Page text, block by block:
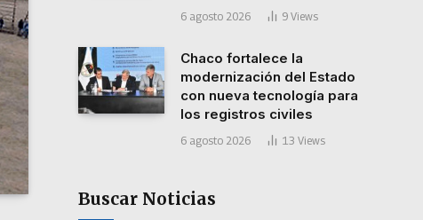
6 agosto 2026 9 Views
Chaco fortalece la
modernización del Estado
con nueva tecnología para
los registros civiles
6 agosto 2026 13 Views
Buscar Noticias